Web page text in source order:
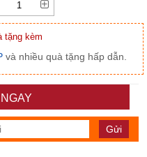
tặng kèm
và nhiều quà tặng hấp dẫn.